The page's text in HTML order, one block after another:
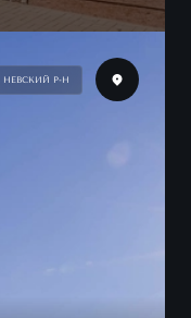
НЕВСКИЙ Р-Н